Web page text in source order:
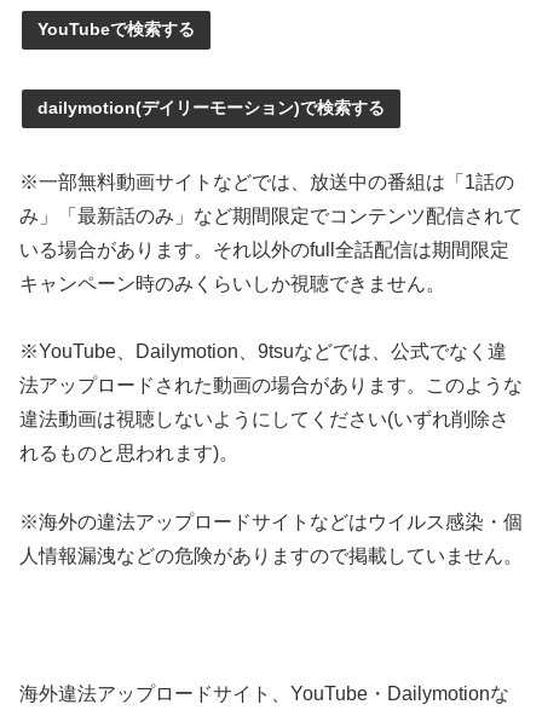
YouTubeで検索する
dailymotion(デイリーモーション)で検索する
※一部無料動画サイトなどでは、放送中の番組は「1話の
み」「最新話のみ」など期間限定でコンテンツ配信されて
いる場合があります。それ以外のfull全話配信は期間限定
キャンペーン時のみくらいしか視聴できません。
※YouTube、Dailymotion、9tsuなどでは、公式でなく違
法アップロードされた動画の場合があります。このような
違法動画は視聴しないようにしてください(いずれ削除さ
れるものと思われます)。
※海外の違法アップロードサイトなどはウイルス感染・個
人情報漏洩などの危険がありますので掲載していません。
海外違法アップロードサイト、YouTube・Dailymotionな